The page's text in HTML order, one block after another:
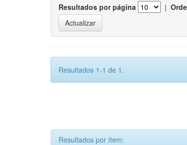
Resultados por página |
Resultados 1-1 de 1.
Resultados por ítem: